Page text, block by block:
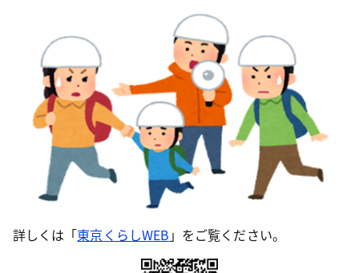
詳しくは「東京くらしWEB 」をご覧ください。